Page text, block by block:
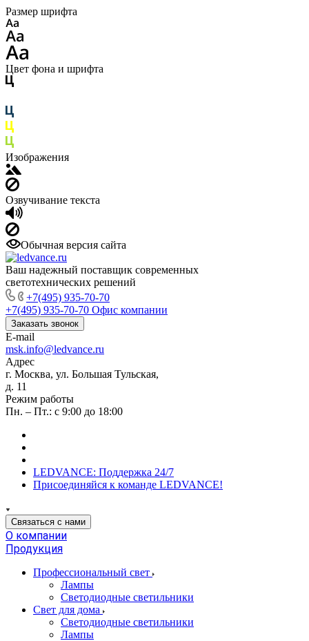
Размер шрифта
Цвет фона и шрифта
Изображения
Озвучивание текста
Обычная версия сайта
Ваш надежный поставщик современных
светотехнических решений
+7(495) 935-70-70
+7(495) 935-70-70 Офис компании
Заказать звонок
E-mail
msk.info@ledvance.ru
Адрес
г. Москва, ул. Большая Тульская,
д. 11
Режим работы
Пн. – Пт.: с 9:00 до 18:00
LEDVANCE: Поддержка 24/7
Присоединяйся к команде LEDVANCE!
Связаться с нами
О компании
Продукция
Профессиональный свет
Лампы
Светодиодные светильники
Свет для дома
Светодиодные светильники
Лампы